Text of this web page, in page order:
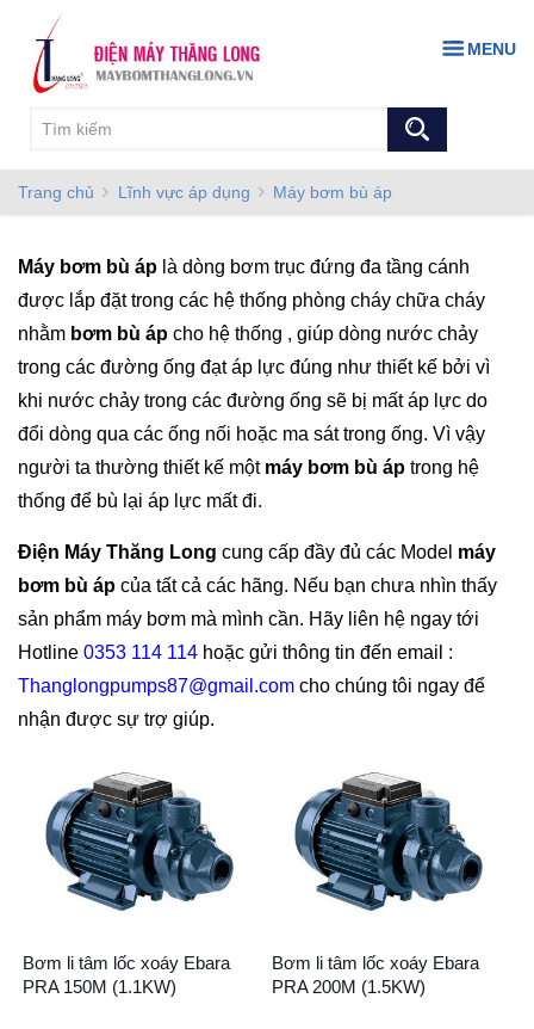
MENU
Trang chủ Lĩnh vực áp dụng Máy bơm bù áp
Máy bơm bù áp là dòng bơm trục đứng đa tầng cánh
được lắp đặt trong các hệ thống phòng cháy chữa cháy
nhằm bơm bù áp cho hệ thống , giúp dòng nước chảy
trong các đường ống đạt áp lực đúng như thiết kế bởi vì
khi nước chảy trong các đường ống sẽ bị mất áp lực do
đổi dòng qua các ống nối hoặc ma sát trong ống. Vì vậy
người ta thường thiết kế một máy bơm bù áp trong hệ
thống để bù lại áp lực mất đi.
Điện Máy Thăng Long cung cấp đầy đủ các Model máy
bơm bù áp của tất cả các hãng. Nếu bạn chưa nhìn thấy
sản phẩm máy bơm mà mình cần. Hãy liên hệ ngay tới
Hotline 0353 114 114 hoặc gửi thông tin đến email :
Thanglongpumps87@gmail.com cho chúng tôi ngay để
nhận được sự trợ giúp.
Bơm li tâm lốc xoáy Ebara
PRA 150M (1.1KW)
Bơm li tâm lốc xoáy Ebara
PRA 200M (1.5KW)